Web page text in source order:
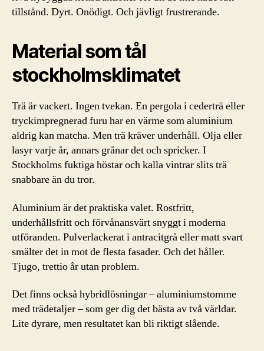
tillstånd. Dyrt. Onödigt. Och jävligt frustrerande.
Material som tål
stockholmsklimatet
Trä är vackert. Ingen tvekan. En pergola i cederträ eller
tryckimpregnerad furu har en värme som aluminium
aldrig kan matcha. Men trä kräver underhåll. Olja eller
lasyr varje år, annars grånar det och spricker. I
Stockholms fuktiga höstar och kalla vintrar slits trä
snabbare än du tror.
Aluminium är det praktiska valet. Rostfritt,
underhållsfritt och förvånansvärt snyggt i moderna
utföranden. Pulverlackerat i antracitgrå eller matt svart
smälter det in mot de flesta fasader. Och det håller.
Tjugo, trettio år utan problem.
Det finns också hybridlösningar – aluminiumstomme
med trädetaljer – som ger dig det bästa av två världar.
Lite dyrare, men resultatet kan bli riktigt slående.